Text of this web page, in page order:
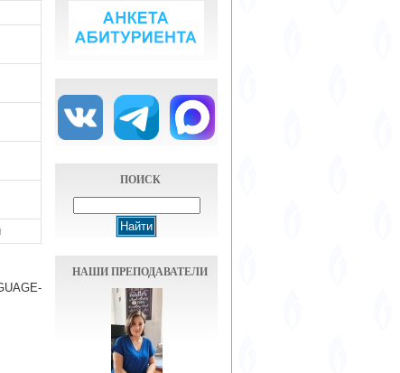
ПОИСК
НАШИ ПРЕПОДАВАТЕЛИ